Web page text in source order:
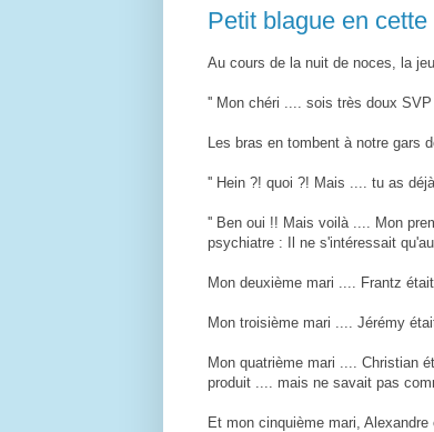
Petit blague en
Au cours de la nuit de noces, la
'' Mon chéri .... sois très doux
Les bras en tombent à notre gars
'' Hein ?! quoi ?! Mais .... tu as
'' Ben oui !! Mais voilà .... Mon
psychiatre : Il ne s'intéressait
Mon deuxième mari .... Frantz
Mon troisième mari .... Jérémy
Mon quatrième mari .... Christian
produit .... mais ne savait pas
Et mon cinquième mari,